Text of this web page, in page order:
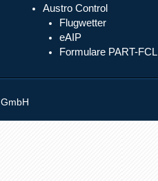
Austro Control
Flugwetter
eAIP
Formulare PART-FCL